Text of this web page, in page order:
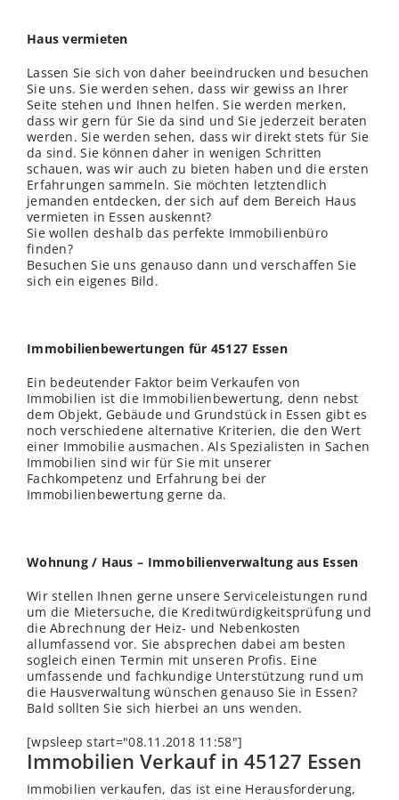
Haus vermieten
Lassen Sie sich von daher beeindrucken und besuchen
Sie uns. Sie werden sehen, dass wir gewiss an Ihrer
Seite stehen und Ihnen helfen. Sie werden merken,
dass wir gern für Sie da sind und Sie jederzeit beraten
werden. Sie werden sehen, dass wir direkt stets für Sie
da sind. Sie können daher in wenigen Schritten
schauen, was wir auch zu bieten haben und die ersten
Erfahrungen sammeln. Sie möchten letztendlich
jemanden entdecken, der sich auf dem Bereich Haus
vermieten in Essen auskennt?
Sie wollen deshalb das perfekte Immobilienbüro
finden?
Besuchen Sie uns genauso dann und verschaffen Sie
sich ein eigenes Bild.
Immobilienbewertungen für 45127 Essen
Ein bedeutender Faktor beim Verkaufen von
Immobilien ist die Immobilienbewertung, denn nebst
dem Objekt, Gebäude und Grundstück in Essen gibt es
noch verschiedene alternative Kriterien, die den Wert
einer Immobilie ausmachen. Als Spezialisten in Sachen
Immobilien sind wir für Sie mit unserer
Fachkompetenz und Erfahrung bei der
Immobilienbewertung gerne da.
Wohnung / Haus – Immobilienverwaltung aus Essen
Wir stellen Ihnen gerne unsere Serviceleistungen rund
um die Mietersuche, die Kreditwürdigkeitsprüfung und
die Abrechnung der Heiz- und Nebenkosten
allumfassend vor. Sie absprechen dabei am besten
sogleich einen Termin mit unseren Profis. Eine
umfassende und fachkundige Unterstützung rund um
die Hausverwaltung wünschen genauso Sie in Essen?
Bald sollten Sie sich hierbei an uns wenden.
[wpsleep start="08.11.2018 11:58"]
Immobilien Verkauf in 45127 Essen
Immobilien verkaufen, das ist eine Herausforderung,